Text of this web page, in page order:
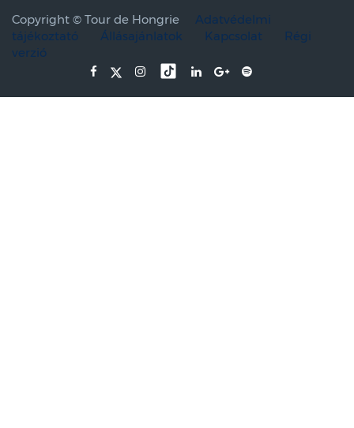
Copyright © Tour de Hongrie
Adatvédelmi
tájékoztató
Állásajánlatok Kapcsolat
Régi
verzió